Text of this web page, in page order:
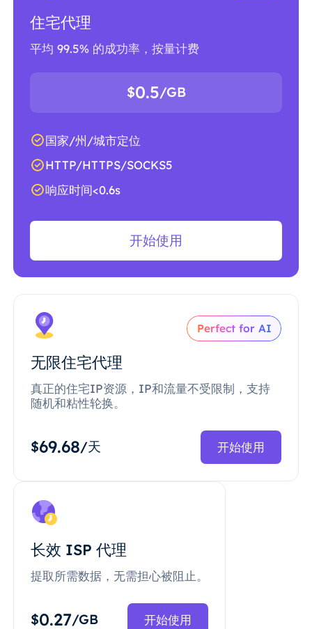
住宅代理
平均 99.5% 的成功率，按量计费
$0.5/GB
国家/州/城市定位
HTTP/HTTPS/SOCKS5
响应时间<0.6s
开始使用
Perfect for AI
无限住宅代理
真正的住宅IP资源，IP和流量不受限制，支持
随机和粘性轮换。
$69.68/天 开始使用
长效 ISP 代理
提取所需数据，无需担心被阻止。
$0.27/GB 开始使用